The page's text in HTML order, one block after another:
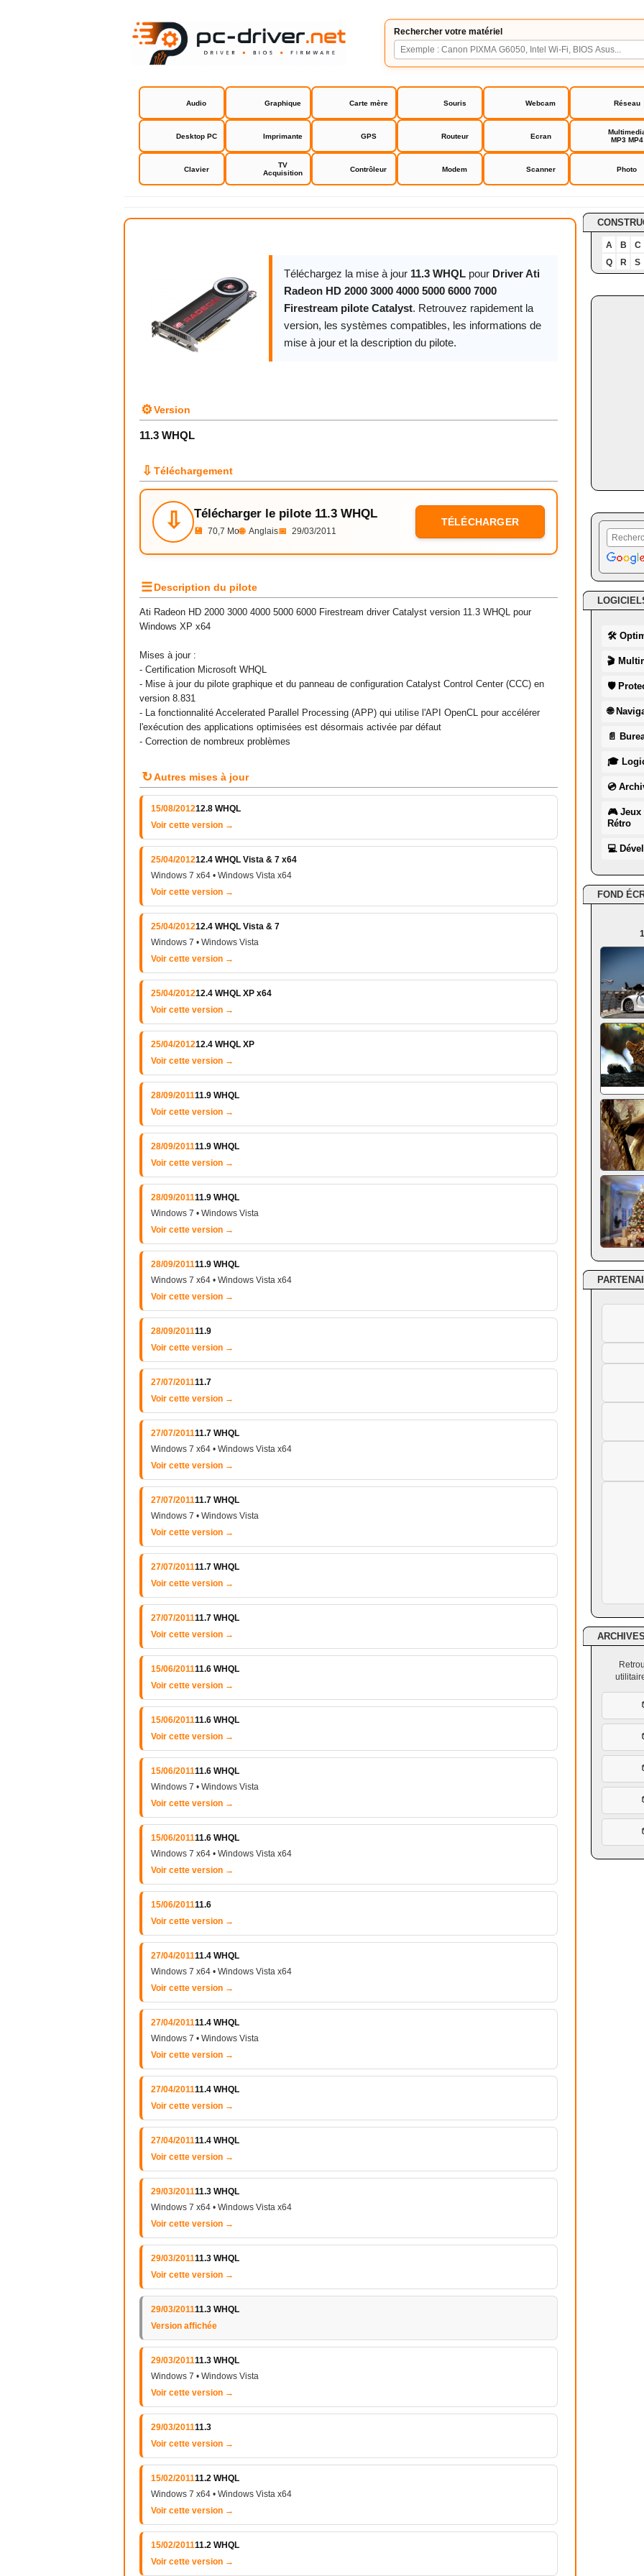
Rechercher votre matériel
Audio Graphique Carte mère Souris Webcam Réseau
Desktop PC Imprimante GPS Routeur Ecran
MP3 MP4
Clavier
TV
Acquisition
Contrôleur Modem Scanner Photo
Driver Ati Radeon HD 2000 3000 4000 5000 6000 7000 Firestream
Téléchargez la mise à jour 11.3 WHQL pour Driver Ati
Radeon HD 2000 3000 4000 5000 6000 7000
Firestream pilote Catalyst. Retrouvez rapidement la
version, les systèmes compatibles, les informations de
mise à jour et la description du pilote.
⚙Version
11.3 WHQL
⇩ Téléchargement
⇩ Télécharger le pilote 11.3 WHQL
💾 70,7 Mo🌐 Anglais📅 29/03/2011
TÉLÉCHARGER
☰Description du pilote
Ati Radeon HD 2000 3000 4000 5000 6000 Firestream driver Catalyst version 11.3 WHQL pour
Windows XP x64
Mises à jour :
- Certification Microsoft WHQL
- Mise à jour du pilote graphique et du panneau de configuration Catalyst Control Center (CCC) en
version 8.831
- La fonctionnalité Accelerated Parallel Processing (APP) qui utilise l'API OpenCL pour accélérer
l'exécution des applications optimisées est désormais activée par défaut
- Correction de nombreux problèmes
↻Autres mises à jour
15/08/201212.8 WHQL
Voir cette version →
25/04/201212.4 WHQL Vista & 7 x64
Windows 7 x64 • Windows Vista x64
Voir cette version →
25/04/201212.4 WHQL Vista & 7
Windows 7 • Windows Vista
Voir cette version →
25/04/201212.4 WHQL XP x64
Voir cette version →
25/04/201212.4 WHQL XP
Voir cette version →
28/09/201111.9 WHQL
Voir cette version →
28/09/201111.9 WHQL
Voir cette version →
28/09/201111.9 WHQL
Windows 7 • Windows Vista
Voir cette version →
28/09/201111.9 WHQL
Windows 7 x64 • Windows Vista x64
Voir cette version →
28/09/201111.9
Voir cette version →
27/07/201111.7
Voir cette version →
27/07/201111.7 WHQL
Windows 7 x64 • Windows Vista x64
Voir cette version →
27/07/201111.7 WHQL
Windows 7 • Windows Vista
Voir cette version →
27/07/201111.7 WHQL
Voir cette version →
27/07/201111.7 WHQL
Voir cette version →
15/06/201111.6 WHQL
Voir cette version →
15/06/201111.6 WHQL
Voir cette version →
15/06/201111.6 WHQL
Windows 7 • Windows Vista
Voir cette version →
15/06/201111.6 WHQL
Windows 7 x64 • Windows Vista x64
Voir cette version →
15/06/201111.6
Voir cette version →
27/04/201111.4 WHQL
Windows 7 x64 • Windows Vista x64
Voir cette version →
27/04/201111.4 WHQL
Windows 7 • Windows Vista
Voir cette version →
27/04/201111.4 WHQL
Voir cette version →
27/04/201111.4 WHQL
Voir cette version →
29/03/201111.3 WHQL
Windows 7 x64 • Windows Vista x64
Voir cette version →
29/03/201111.3 WHQL
Voir cette version →
29/03/201111.3 WHQL
Version affichée
29/03/201111.3 WHQL
Windows 7 • Windows Vista
Voir cette version →
29/03/201111.3
Voir cette version →
15/02/201111.2 WHQL
Windows 7 x64 • Windows Vista x64
Voir cette version →
15/02/201111.2 WHQL
Voir cette version →
A B
C
Q
R S
🛠
🎬
🛡
🌐
📄
🎓
💿
🎮 Jeux
Rétro
💻
FOND